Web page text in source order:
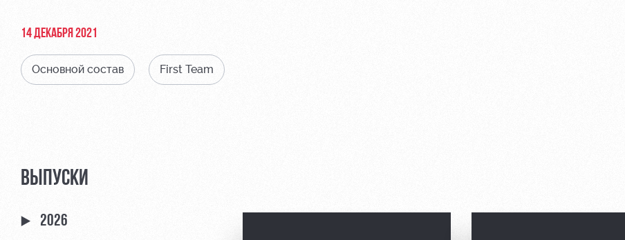
14 ДЕКАБРЯ 2021
Основной состав First Team
ВЫПУСКИ
2026